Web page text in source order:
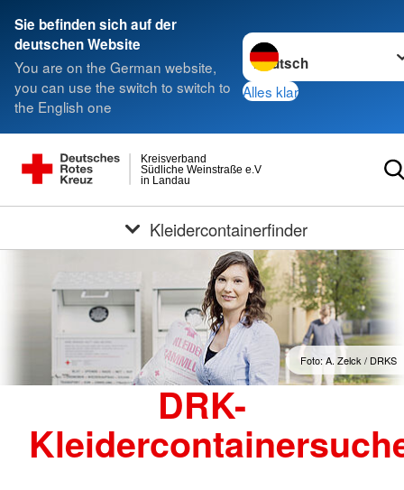
Sie befinden sich auf der
deutschen Website
You are on the German website,
you can use the switch to switch to
the English one
Sprache wechseln zu
Alles klar
in Landau
Südliche Weinstraße e.V
Kreisverband
Kleidercontainerfinder
Foto: A. Zelck / DRKS
DRK-